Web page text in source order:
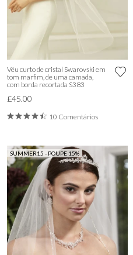
Véu curto de cristal Swarovski em
tom marfim, de uma camada,
com borda recortada S383
£45.00
10 Comentários
SUMMER15 - POUPE 15%